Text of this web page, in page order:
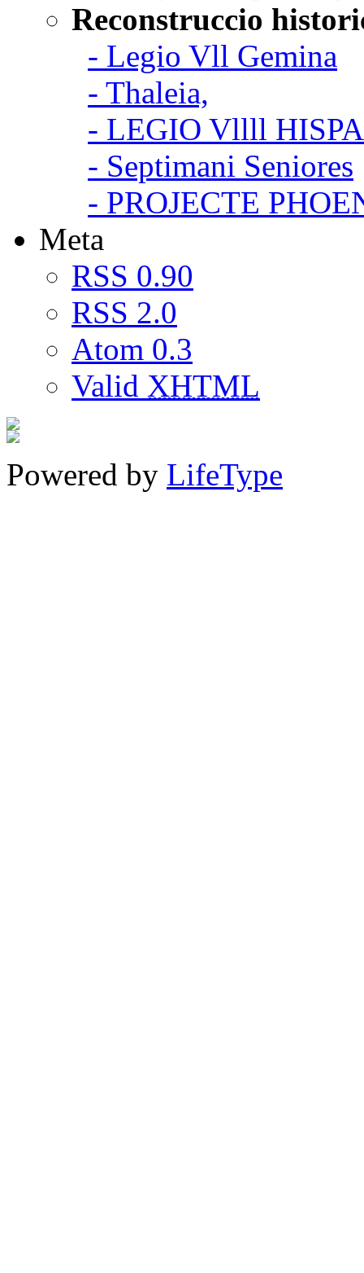
Reconstruccio
- Legio Vll Gemina
- Thaleia,
- LEGIO Vllll
- Septimani Seniores
- PROJECTE
Meta
RSS 0.90
RSS 2.0
Atom 0.3
Valid XHTML
Powered by LifeType